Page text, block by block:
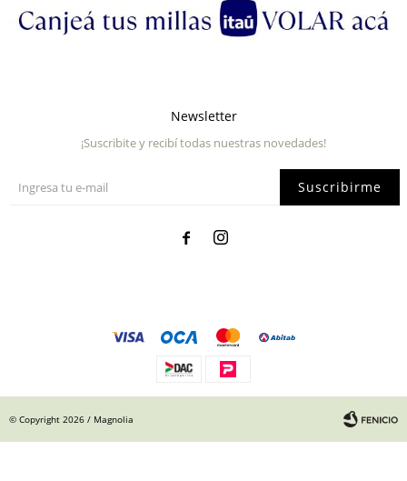
Newsletter
¡Suscribite y recibí todas nuestras novedades!
Suscribirme
 
© Copyright 2026 / Magnolia